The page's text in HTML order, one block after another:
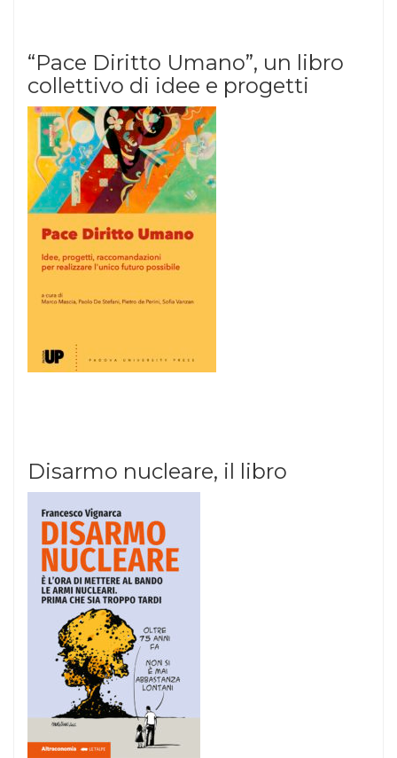
“Pace Diritto Umano”, un libro
collettivo di idee e progetti
Disarmo nucleare, il libro